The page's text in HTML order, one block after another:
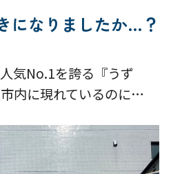
になりましたか…？
気No.1を誇る『うず
内に現れているのに…